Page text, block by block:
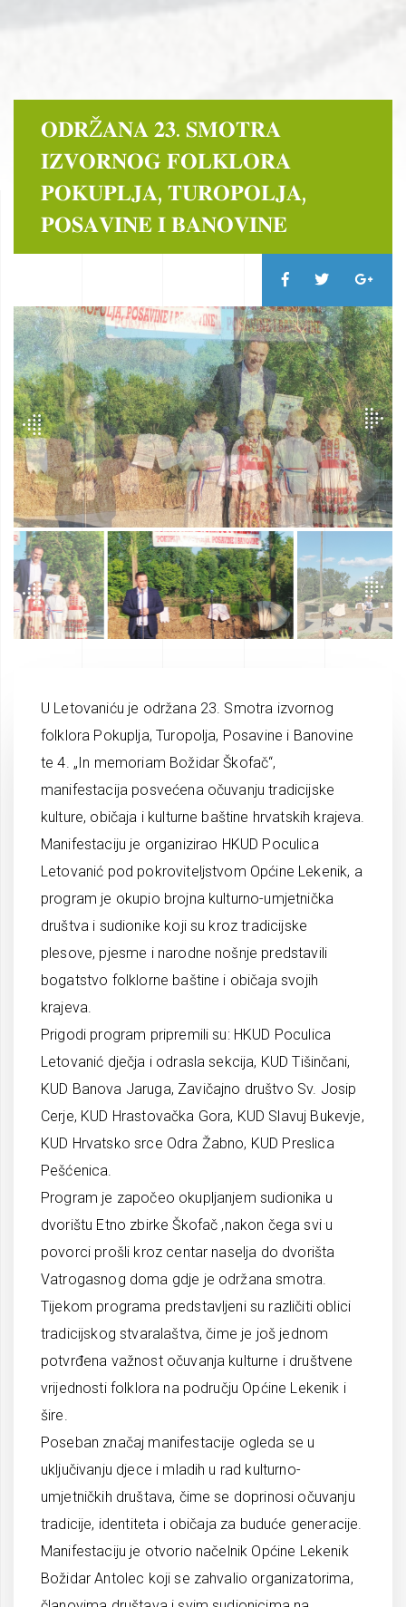
𝐎𝐃𝐑Ž𝐀𝐍𝐀 𝟐𝟑. 𝐒𝐌𝐎𝐓𝐑𝐀
𝐈𝐙𝐕𝐎𝐑𝐍𝐎𝐆 𝐅𝐎𝐋𝐊𝐋𝐎𝐑𝐀
𝐏𝐎𝐊𝐔𝐏𝐋𝐉𝐀, 𝐓𝐔𝐑𝐎𝐏𝐎𝐋𝐉𝐀,
𝐏𝐎𝐒𝐀𝐕𝐈𝐍𝐄 𝐈 𝐁𝐀𝐍𝐎𝐕𝐈𝐍𝐄
U Letovaniću je održana 23. Smotra izvornog
folklora Pokuplja, Turopolja, Posavine i Banovine
te 4. „In memoriam Božidar Škofač“,
manifestacija posvećena očuvanju tradicijske
kulture, običaja i kulturne baštine hrvatskih krajeva.
Manifestaciju je organizirao HKUD Poculica
Letovanić pod pokroviteljstvom Općine Lekenik, a
program je okupio brojna kulturno-umjetnička
društva i sudionike koji su kroz tradicijske
plesove, pjesme i narodne nošnje predstavili
bogatstvo folklorne baštine i običaja svojih
krajeva.
Prigodi program pripremili su: HKUD Poculica
Letovanić dječja i odrasla sekcija, KUD Tišinčani,
KUD Banova Jaruga, Zavičajno društvo Sv. Josip
Cerje, KUD Hrastovačka Gora, KUD Slavuj Bukevje,
KUD Hrvatsko srce Odra Žabno, KUD Preslica
Pešćenica.
Program je započeo okupljanjem sudionika u
dvorištu Etno zbirke Škofač ,nakon čega svi u
povorci prošli kroz centar naselja do dvorišta
Vatrogasnog doma gdje je održana smotra.
Tijekom programa predstavljeni su različiti oblici
tradicijskog stvaralaštva, čime je još jednom
potvrđena važnost očuvanja kulturne i društvene
vrijednosti folklora na području Općine Lekenik i
šire.
Poseban značaj manifestacije ogleda se u
uključivanju djece i mladih u rad kulturno-
umjetničkih društava, čime se doprinosi očuvanju
tradicije, identiteta i običaja za buduće generacije.
Manifestaciju je otvorio načelnik Općine Lekenik
Božidar Antolec koji se zahvalio organizatorima,